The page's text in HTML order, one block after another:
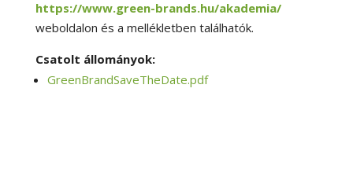
https://www.green-brands.hu/akademia/
weboldalon és a mellékletben találhatók.
Csatolt állományok:
GreenBrandSaveTheDate.pdf